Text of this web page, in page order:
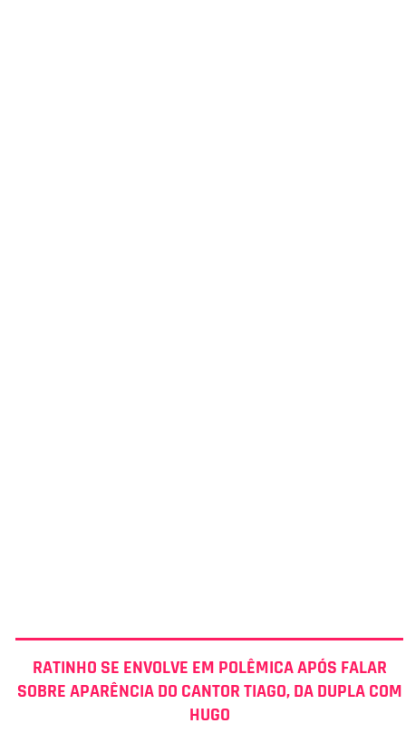
RATINHO SE ENVOLVE EM POLÊMICA APÓS FALAR
SOBRE APARÊNCIA DO CANTOR TIAGO, DA DUPLA COM
HUGO